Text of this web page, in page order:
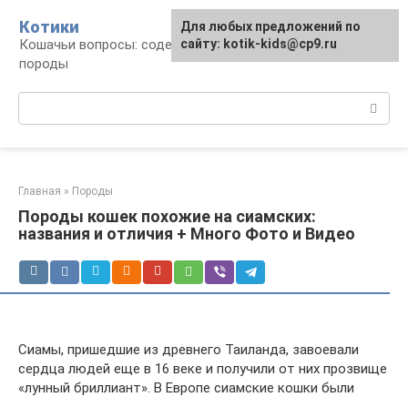
контенту
Котики
Кошачьи вопросы: содержание, лечение,
породы
Главная » Породы
Породы кошек похожие на сиамских:
названия и отличия + Много Фото и Видео
Сиамы, пришедшие из древнего Таиланда, завоевали
сердца людей еще в 16 веке и получили от них прозвище
«лунный бриллиант». В Европе сиамские кошки были
Для любых предложений по
сайту: kotik-kids@cp9.ru